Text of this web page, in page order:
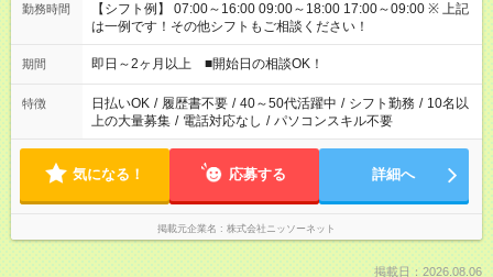
勤務時間
【シフト例】 07:00～16:00 09:00～18:00 17:00～09:00 ※ 上記
は一例です！その他シフトもご相談ください！
期間 即日～2ヶ月以上 ■開始日の相談OK！
特徴 日払いOK / 履歴書不要 / 40～50代活躍中 / シフト勤務 / 10名以
上の大量募集 / 電話対応なし / パソコンスキル不要
気になる！ 応募する 詳細へ
掲載元企業名 株式会社ニッソーネット
掲載日：2026.08.06